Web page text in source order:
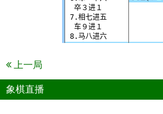
上一局
象棋直播